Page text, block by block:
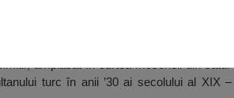
amplasat în curtea moscheii din
turc în anii ’30 ai secolului al XIX